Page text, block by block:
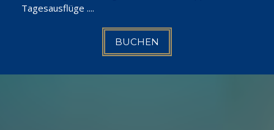
Tagesausflüge ....
BUCHEN